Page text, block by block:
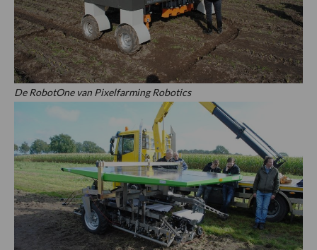
De RobotOne van Pixelfarming Robotics